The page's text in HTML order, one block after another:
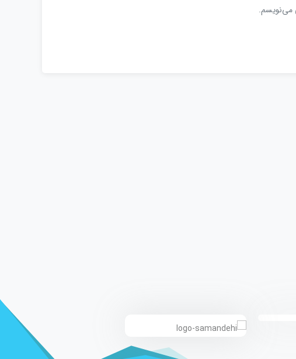
می‌نویسم.